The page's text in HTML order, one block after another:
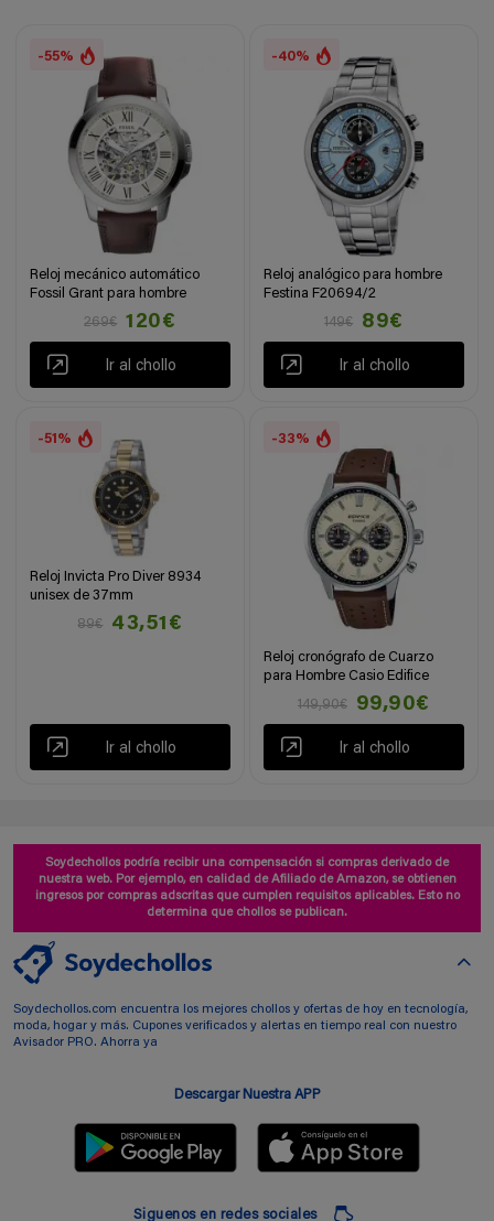
-55%
Reloj mecánico automático
Fossil Grant para hombre
269€
120€
Ir al chollo
-40%
Reloj analógico para hombre
Festina F20694/2
149€
89€
Ir al chollo
-51%
Reloj Invicta Pro Diver 8934
unisex de 37mm
89€
43,51€
Ir al chollo
-33%
Reloj cronógrafo de Cuarzo
para Hombre Casio Edifice
149,90€
99,90€
Ir al chollo
Soydechollos podría recibir una compensación si compras derivado de
nuestra web. Por ejemplo, en calidad de Afiliado de Amazon, se obtienen
ingresos por compras adscritas que cumplen requisitos aplicables. Esto no
determina que chollos se publican.
Soydechollos.com encuentra los mejores chollos y ofertas de hoy en tecnología,
moda, hogar y más. Cupones verificados y alertas en tiempo real con nuestro
Avisador PRO. Ahorra ya
Descargar Nuestra APP
Siguenos en redes sociales